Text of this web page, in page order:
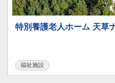
特別養護老人ホーム 天草
福祉施設